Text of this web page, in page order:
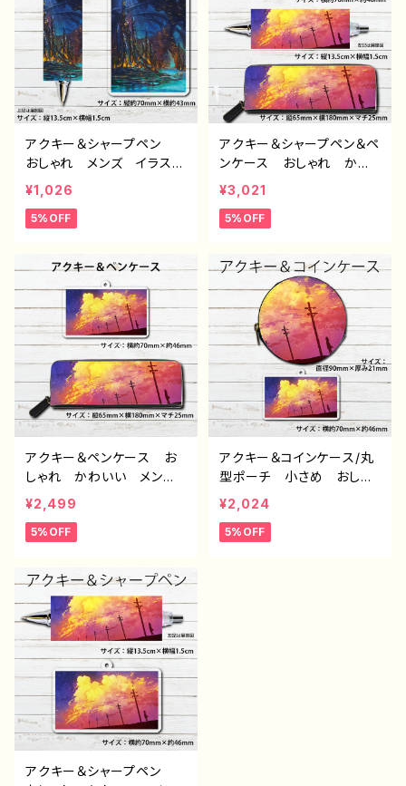
ズ タイトル：海底洞窟都
市 作：J.タネダ F-5
アクキー＆シャープペン
おしゃれ メンズ イラス
ト 風景 綺麗 景色 美
しい エモい かっこい
い おすすめ 個性的 人
ル デザイン グッズ タイ
トル：海底洞窟都市 作：J.
タネダ F-5
¥1,026
5%OFF
アクキー＆シャープペン＆ペ
ンケース おしゃれ かわ
いい メンズ レディー
ス イラスト 風景 綺
麗 景色 美しい エモ
め 個性的 人気 イラス
トレーター クリエイター
絵師 オリジナル デザイ
ン グッズ タイトル：赤の
入道雲 作：J.タネダ F-5
¥3,021
5%OFF
アクキー＆ペンケース お
しゃれ かわいい メン
ズ レディース イラスト
風景 綺麗 景色 美し
い エモい かっこいい
イラストレーター クリエイ
ター 絵師 オリジナル
デザイン グッズ タイト
ル：赤の入道雲 作：J.タネ
ダ F-5
¥2,499
5%OFF
アクキー＆コインケース/丸
型ポーチ 小さめ おしゃ
れ かわいい メンズ レ
ディース イラスト 風
景 綺麗 景色 美しい
¥2,024
5%OFF
アクキー＆シャープペン